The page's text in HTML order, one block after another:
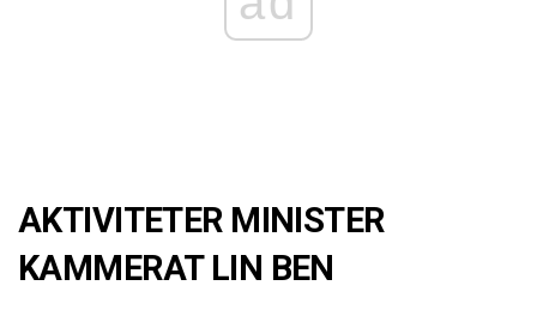
AKTIVITETER MINISTER
KAMMERAT LIN BEN